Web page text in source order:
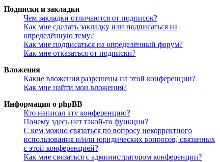
Подписки и закладки
Чем закладки отличаются от подписок?
Как мне сделать закладку или подписаться на
определённую тему?
Как мне подписаться на определённый форум?
Как мне отказаться от подписки?
Вложения
Какие вложения разрешены на этой конференции?
Как мне найти мои вложения?
Информация о phpBB
Кто написал эту конференцию?
Почему здесь нет такой-то функции?
С кем можно связаться по вопросу некорректного
использования и/или юридических вопросов, связанных
с этой конференцией?
Как мне связаться с администратором конференции?